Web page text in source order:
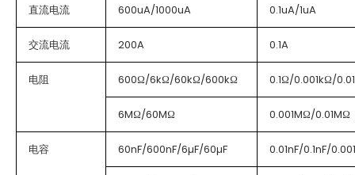
直流电流 600uA/1000uA 0.1uA/1uA
交流电流 200A 0.1A
电阻 600Ω/6kΩ/60kΩ/600kΩ 0.1Ω/0.001kΩ/
6MΩ/60MΩ 0.001MΩ/0.01MΩ
电容 60nF/600nF/6µF/60µF 0.01nF/0.1nF/